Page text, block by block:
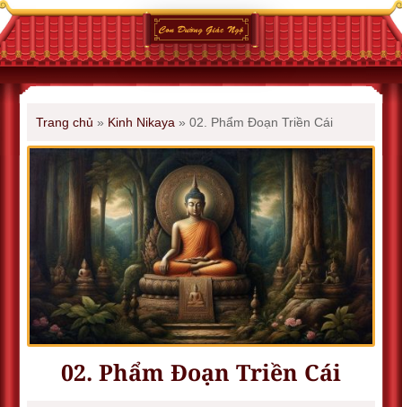
Trang chủ » Kinh Nikaya » 02. Phẩm Ðoạn Triền Cái
02. Phẩm Ðoạn Triền Cái